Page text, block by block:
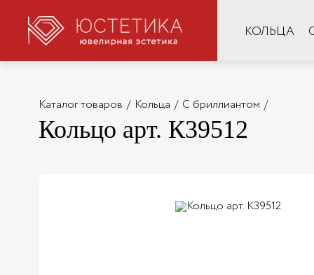
КОЛЬЦА
Каталог товаров / Кольца / С бриллиантом /
Кольцо арт. К39512